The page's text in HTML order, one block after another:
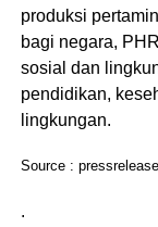
produksi
bagi negara,
sosial dan
pendidikan,
lingkungan.
Source :
.